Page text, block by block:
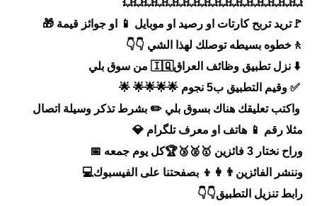
كتب مدرسية
المرحلة الابتدائية
المرحلة المتوسطة
المرحلة الاعدادية
ملازم دراسية
المرحلة الابتدائية
🚩تريد تربح كارتات او رصيد او موبايل 📱 او جوائز قيمة 🎁
🚶خطوه بسيطه توصلك لهذا الشي 👇👇
⬇️ نزل تطبيق وظائف العراق🇮🇶 من سوق بلي
✅ وقيم التطبيق ب5 نجوم 🌟🌟🌟🌟 🌟
واكتب تعليقك هناك بسوق بلي ✏️ بشرط تذكر وسيلة اتصال
مثلا رقم 📱 هاتف او معرف تلگرام 💎
وراح نختار 3 فائزين 🥇🥈🥉🏆كل يوم جمعه 📅
وننشر الفائزين👨‍👩‍👦 بصفحتنا على الفيسبوك💻
رابط تنزيل التطبيق👇👇